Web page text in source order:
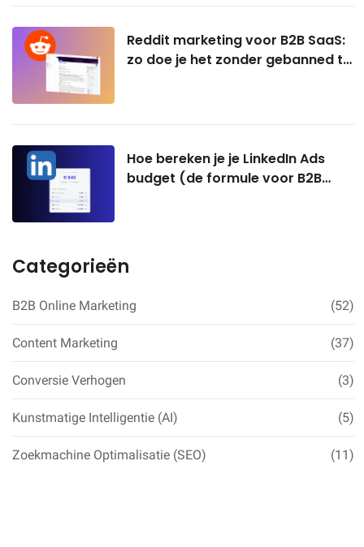
Reddit marketing voor B2B SaaS:
zo doe je het zonder gebanned te
Hoe bereken je je LinkedIn Ads
budget (de formule voor B2B
Categorieën
B2B Online Marketing (52)
Content Marketing (37)
Conversie Verhogen (3)
Kunstmatige Intelligentie (AI) (5)
Zoekmachine Optimalisatie (SEO) (11)